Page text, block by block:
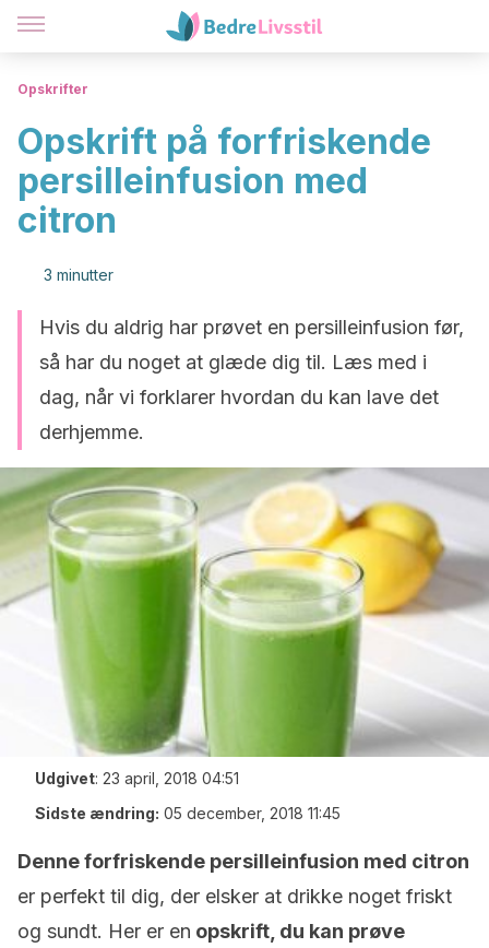
Opskrifter
Opskrift på forfriskende
persilleinfusion med
citron
3 minutter
Hvis du aldrig har prøvet en persilleinfusion før,
så har du noget at glæde dig til. Læs med i
dag, når vi forklarer hvordan du kan lave det
derhjemme.
Udgivet: 23 april, 2018 04:51
Sidste ændring: 05 december, 2018 11:45
Denne forfriskende persilleinfusion med citron
er perfekt til dig, der elsker at drikke noget friskt
og sundt. Her er en opskrift, du kan prøve